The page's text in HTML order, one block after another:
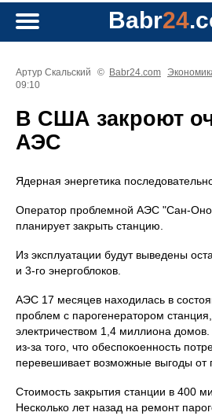
Babr24
Артур Скальский © Babr24.com
09:10
В США закроют
АЭС
Ядерная энергетика
Оператор проблемной АЭС "Сан-
планирует закрыть станцию.
Из эксплуатации будут выведены
и 3-го энергоблоков.
АЭС 17 месяцев находилась в
проблем с парогенератором
электричеством 1,4 миллиона
из-за того, что обеспокоенность
перевешивает возможные выгоды от
Стоимость закрытия станции в 400
Несколько лет назад на ремонт